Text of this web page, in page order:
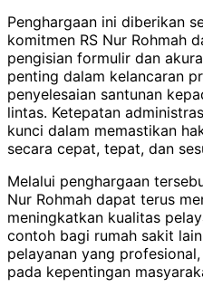
Penghargaan ini diberikan
komitmen RS Nur Rohmah
pengisian formulir dan
penting dalam kelancaran
penyelesaian santunan
lintas. Ketepatan
kunci dalam memastikan
secara cepat, tepat, dan
Melalui penghargaan
Nur Rohmah dapat terus
meningkatkan kualitas
contoh bagi rumah sakit
pelayanan yang
pada kepentingan